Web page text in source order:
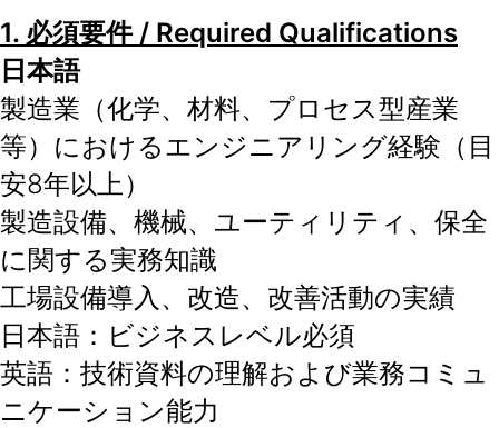
1. 必須要件/ Required Qualifications
日本語
製造業（化学、材料、プロセス型産業
等）におけるエンジニアリング経験（目
安8年以上）
製造設備、機械、ユーティリティ、保全
に関する実務知識
工場設備導入、改造、改善活動の実績
日本語：ビジネスレベル必須
英語：技術資料の理解および業務コミュ
ニケーション能力